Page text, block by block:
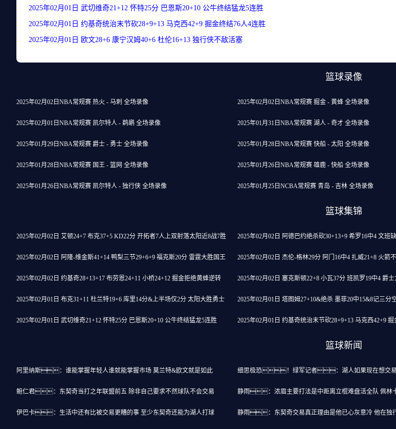
2025年02月01日 武切维奇21+12 怀特25分 巴恩斯20+10 公牛终结猛龙5连胜
2025年02月01日 约基奇统治末节砍28+9+13 马克西42+9 掘金终结76人4连胜
2025年02月01日 欧文28+6 康宁汉姆40+6 杜伦16+13 独行侠不敌活塞
篮球录像
2025年02月02日NBA常规赛 热火 - 马刺 全场录像 2025年02月02日NBA常规赛 掘金 - 黄蜂 全场录像
2025年02月01日NBA常规赛 凯尔特人 - 鹈鹕 全场录像 2025年01月31日NBA常规赛 湖人 - 奇才 全场录像
2025年01月29日NBA常规赛 爵士 - 勇士 全场录像 2025年01月28日NBA常规赛 快船 - 太阳 全场录像
2025年01月28日NBA常规赛 国王 - 篮网 全场录像 2025年01月26日NBA常规赛 雄鹿 - 快船 全场录像
2025年01月26日NBA常规赛 凯尔特人 - 独行侠 全场录像 2025年01月25日NCBA常规赛 青岛 - 吉林 全场录像
篮球集锦
2025年02月02日 艾顿24+7 布克37+5 KD22分 开拓者7人上双射落太阳近8战7胜 2025年02月02日 阿德巴约绝杀砍30+13+9 希罗16中4 文班
2025年02月02日 阿隆-维金斯41+14 鸭梨三节29+6+9 福克斯20分 雷霆大胜国王 2025年02月02日 杰伦-格林29分 阿门16中4 扎威21+8 火箭
2025年02月02日 约基奇28+13+17 布劳恩24+11 小桥24+12 掘金拒绝黄蜂逆转 2025年02月02日 塞克斯顿22+8 小瓦37分 班凯罗19中4 爵
2025年02月01日 布克31+11 杜兰特19+6 库里14分&上半场仅2分 太阳大胜勇士 2025年02月01日 塔图姆27+10&绝杀 墨菲20中15&8记三分
2025年02月01日 武切维奇21+12 怀特25分 巴恩斯20+10 公牛终结猛龙5连胜 2025年02月01日 约基奇统治末节砍28+9+13 马克西42+9
篮球新闻
阿里纳斯：谁能掌握年轻人谁就能掌握市场 莫兰特&欧文就是如此 细思极恐！绿军记者：湖人如果现在想交易
鲍仁君：东契奇当打之年联盟前五 除非自己要求不然球队不会交易 静雨：浓眉主要打法是中距离立棍难盘活全队 佩林
伊巴卡：生活中还有比被交易更糟的事 至少东契奇还能为湖人打球 静雨：东契奇交易真正理由是他已心灰意冷 他在独